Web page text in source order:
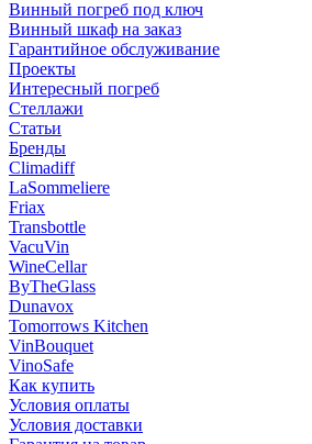
Винный погреб под ключ
Винный шкаф на заказ
Гарантийное обслуживание
Проекты
Интересный погреб
Стеллажи
Статьи
Бренды
Climadiff
LaSommeliere
Friax
Transbottle
VacuVin
WineCellar
ByTheGlass
Dunavox
Tomorrows Kitchen
VinBouquet
VinoSafe
Как купить
Условия оплаты
Условия доставки